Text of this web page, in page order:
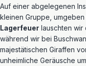
Auf einer abgelegenen
kleinen Gruppe,
Lagerfeuer lauschten wir
während wir bei
majestätischen Giraffen
unheimliche Geräusche